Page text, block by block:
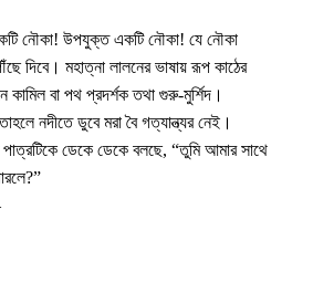
নৌকা! উপযুক্ত একটি নৌকা! যে নৌকা
দিবে। মহাত্না লালনের ভাষায় রূপ কাঠের
বা পথ প্রদর্শক তথা গুরু-মুর্শিদ।
নদীতে ডুবে মরা বৈ গত্যান্ত্যর নেই।
পাত্রটিকে ডেকে ডেকে বলছে, “তুমি আমার সাথে